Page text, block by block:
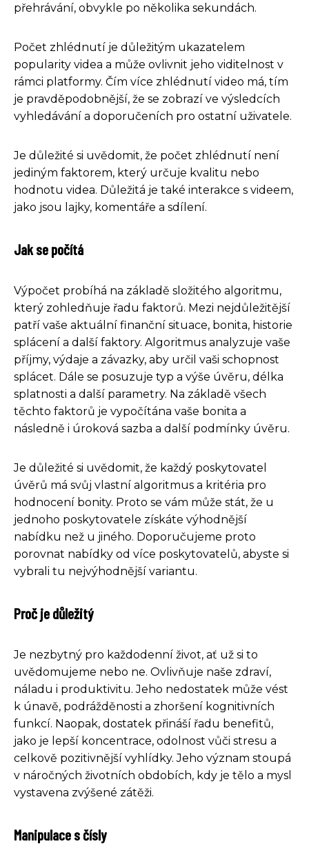
přehrávání, obvykle po několika sekundách.
Počet zhlédnutí je důležitým ukazatelem
popularity videa a může ovlivnit jeho viditelnost v
rámci platformy. Čím více zhlédnutí video má, tím
je pravděpodobnější, že se zobrazí ve výsledcích
vyhledávání a doporučeních pro ostatní uživatele.
Je důležité si uvědomit, že počet zhlédnutí není
jediným faktorem, který určuje kvalitu nebo
hodnotu videa. Důležitá je také interakce s videem,
jako jsou lajky, komentáře a sdílení.
Jak se počítá
Výpočet probíhá na základě složitého algoritmu,
který zohledňuje řadu faktorů. Mezi nejdůležitější
patří vaše aktuální finanční situace, bonita, historie
splácení a další faktory. Algoritmus analyzuje vaše
příjmy, výdaje a závazky, aby určil vaši schopnost
splácet. Dále se posuzuje typ a výše úvěru, délka
splatnosti a další parametry. Na základě všech
těchto faktorů je vypočítána vaše bonita a
následně i úroková sazba a další podmínky úvěru.
Je důležité si uvědomit, že každý poskytovatel
úvěrů má svůj vlastní algoritmus a kritéria pro
hodnocení bonity. Proto se vám může stát, že u
jednoho poskytovatele získáte výhodnější
nabídku než u jiného. Doporučujeme proto
porovnat nabídky od více poskytovatelů, abyste si
vybrali tu nejvýhodnější variantu.
Proč je důležitý
Je nezbytný pro každodenní život, ať už si to
uvědomujeme nebo ne. Ovlivňuje naše zdraví,
náladu i produktivitu. Jeho nedostatek může vést
k únavě, podrážděnosti a zhoršení kognitivních
funkcí. Naopak, dostatek přináší řadu benefitů,
jako je lepší koncentrace, odolnost vůči stresu a
celkově pozitivnější vyhlídky. Jeho význam stoupá
v náročných životních obdobích, kdy je tělo a mysl
vystavena zvýšené zátěži.
Manipulace s čísly